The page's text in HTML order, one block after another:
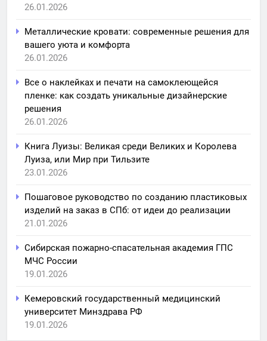
26.01.2026
Металлические кровати: современные решения для
вашего уюта и комфорта
26.01.2026
Все о наклейках и печати на самоклеющейся
пленке: как создать уникальные дизайнерские
решения
26.01.2026
Книга Луизы: Великая среди Великих и Королева
Луиза, или Мир при Тильзите
23.01.2026
Пошаговое руководство по созданию пластиковых
изделий на заказ в СПб: от идеи до реализации
21.01.2026
Сибирская пожарно-спасательная академия ГПС
МЧС России
19.01.2026
Кемеровский государственный медицинский
университет Минздрава РФ
19.01.2026